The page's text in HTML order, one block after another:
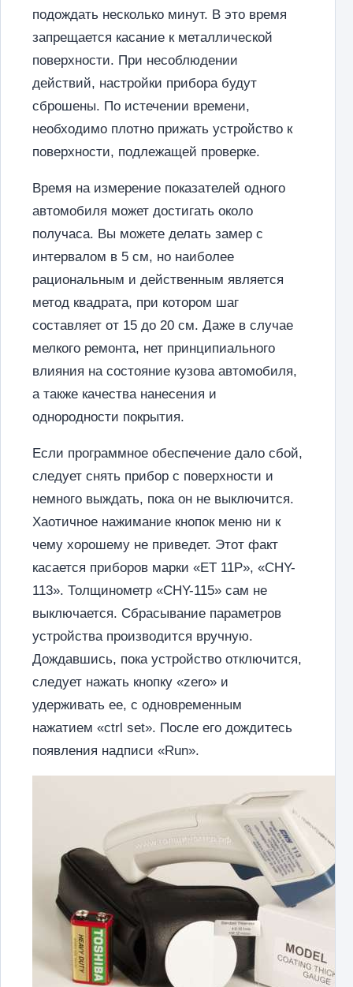
подождать несколько минут. В это время
запрещается касание к металлической
поверхности. При несоблюдении
действий, настройки прибора будут
сброшены. По истечении времени,
необходимо плотно прижать устройство к
поверхности, подлежащей проверке.
Время на измерение показателей одного
автомобиля может достигать около
получаса. Вы можете делать замер с
интервалом в 5 см, но наиболее
рациональным и действенным является
метод квадрата, при котором шаг
составляет от 15 до 20 см. Даже в случае
мелкого ремонта, нет принципиального
влияния на состояние кузова автомобиля,
а также качества нанесения и
однородности покрытия.
Если программное обеспечение дало сбой,
следует снять прибор с поверхности и
немного выждать, пока он не выключится.
Хаотичное нажимание кнопок меню ни к
чему хорошему не приведет. Этот факт
касается приборов марки «ET 11P», «CHY-
113». Толщинометр «CHY-115» сам не
выключается. Сбрасывание параметров
устройства производится вручную.
Дождавшись, пока устройство отключится,
следует нажать кнопку «zero» и
удерживать ее, с одновременным
нажатием «ctrl set». После его дождитесь
появления надписи «Run».